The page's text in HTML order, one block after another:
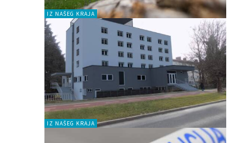
IZ NAŠEG KRAJA
IZ NAŠEG KRAJA